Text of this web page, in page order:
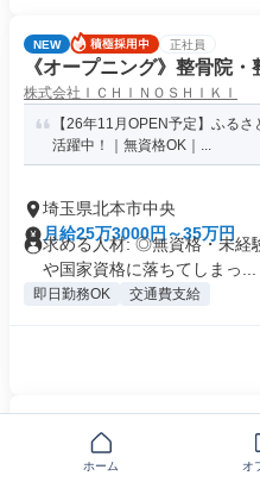
NEW 正社員
《オープニング》整骨院
株式会社ＩＣＨＩＮＯＳＨＩＫＩ
【26年11月OPEN予定】ふる
活躍中！｜無資格OK｜...
埼玉県北本市中央
月給25万3000円～35万円
求める人材: ◎無資格・未経
や国家資格に落ちてしまっ...
即日勤務OK 交通費支給
4tドライバー
株式会社大維物流商事
ホーム オ